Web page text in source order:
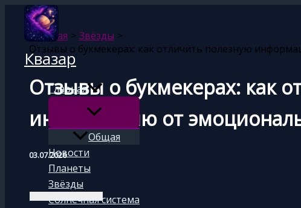
Перейти
содержимому
Квазар
Главная
Общая
Новости
Планеты
Звёзды
Солнечная система
Главная
Звёзды
Отзывы о букмекерах: как отличить полезную
Отзывы о букмекерах: как
информацию от
03.07.2026